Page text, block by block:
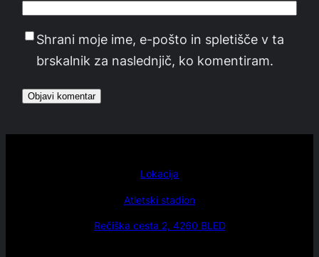
Shrani moje ime, e-pošto in spletišče v ta
brskalnik za naslednjič, ko komentiram.
Lokacija
Atletski stadion
Rečiška cesta 2, 4260 BLED